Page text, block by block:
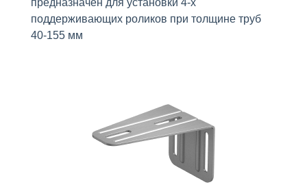
предназначен для установки 4-х
поддерживающих роликов при толщине труб
40-155 мм